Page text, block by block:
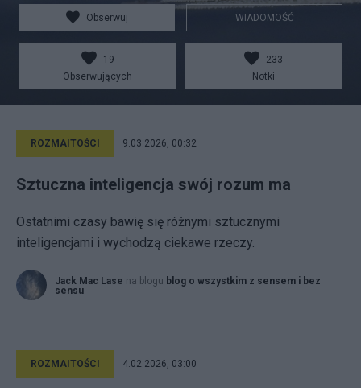
Obserwuj WIADOMOŚĆ
19
Obserwujących
233
Notki
ROZMAITOŚCI 9.03.2026, 00:32
Sztuczna inteligencja swój rozum ma
Ostatnimi czasy bawię się różnymi sztucznymi
inteligencjami i wychodzą ciekawe rzeczy.
Jack Mac Lase na blogu blog o wszystkim z sensem i bez
sensu
ROZMAITOŚCI 4.02.2026, 03:00